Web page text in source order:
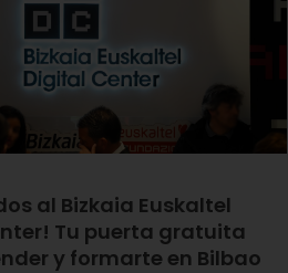
al Bizkaia Euskaltel
Tu puerta gratuita
y formarte en Bilbao